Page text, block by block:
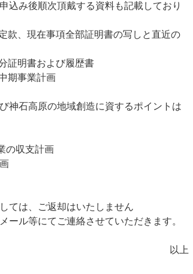
込み後順次頂戴する資料も記載しており
款、現在事項全部証明書の写しと直近の
証明書および履歴書
期事業計画
神石高原の地域創造に資するポイントは
の収支計画
ては、ご返却はいたしません
ール等にてご連絡させていただきます。
以上